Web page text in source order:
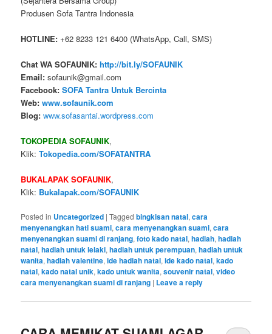
Produsen Sofa Tantra Indonesia
HOTLINE: +62 8233 121 6400 (WhatsApp, Call, SMS)
Chat WA SOFAUNIK: http://bit.ly/SOFAUNIK
Email: sofaunik@gmail.com
Facebook:SOFA Tantra Untuk Bercinta
Web: www.sofaunik.com
Blog: www.sofasantai.wordpress.com
TOKOPEDIA SOFAUNIK,
Klik:Tokopedia.com/SOFATANTRA
BUKALAPAK SOFAUNIK,
Klik: Bukalapak.com/SOFAUNIK
Posted in Uncategorized |Tagged bingkisan natal,cara
menyenangkan hati suami,cara menyenangkan suami,cara
menyenangkan suami di ranjang,foto kado natal,hadiah,hadiah
natal,hadiah untuk lelaki,hadiah untuk perempuan,hadiah untuk
wanita,hadiah valentine,ide hadiah natal,ide kado natal,kado
natal,kado natal unik,kado untuk wanita,souvenir natal,video
cara menyenangkan suami di ranjang | Leave a reply